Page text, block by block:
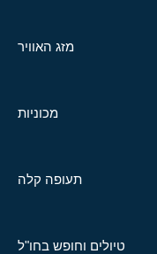
מזג האוויר
מכוניות
תעופה קלה
טיולים וחופש בחו"ל